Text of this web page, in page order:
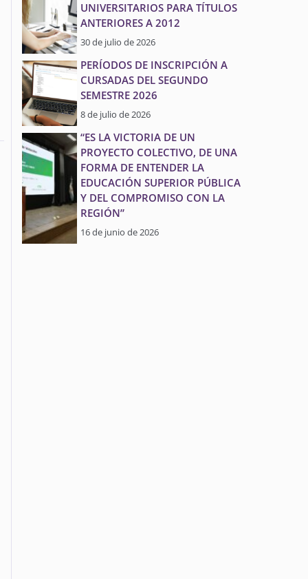
UNIVERSITARIOS PARA TÍTULOS
ANTERIORES A 2012
30 de julio de 2026
PERÍODOS DE INSCRIPCIÓN A
CURSADAS DEL SEGUNDO
SEMESTRE 2026
8 de julio de 2026
“ES LA VICTORIA DE UN
PROYECTO COLECTIVO, DE UNA
FORMA DE ENTENDER LA
EDUCACIÓN SUPERIOR PÚBLICA
Y DEL COMPROMISO CON LA
REGIÓN”
16 de junio de 2026